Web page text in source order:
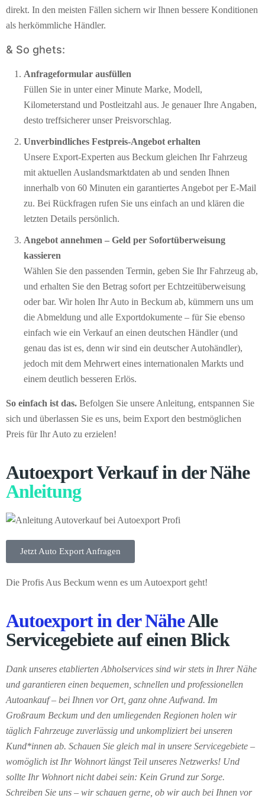
direkt. In den meisten Fällen sichern wir Ihnen bessere Konditionen
als herkömmliche Händler.
& So ghets:
Anfrageformular ausfüllen
Füllen Sie in unter einer Minute Marke, Modell,
Kilometerstand und Postleitzahl aus. Je genauer Ihre Angaben,
desto treffsicherer unser Preisvorschlag.
Unverbindliches Festpreis-Angebot erhalten
Unsere Export-Experten aus Beckum gleichen Ihr Fahrzeug
mit aktuellen Auslandsmarktdaten ab und senden Ihnen
innerhalb von 60 Minuten ein garantiertes Angebot per E-Mail
zu. Bei Rückfragen rufen Sie uns einfach an und klären die
letzten Details persönlich.
Angebot annehmen – Geld per Sofort­überweisung
kassieren
Wählen Sie den passenden Termin, geben Sie Ihr Fahrzeug ab,
und erhalten Sie den Betrag sofort per Echtzeitüberweisung
oder bar. Wir holen Ihr Auto in Beckum ab, kümmern uns um
die Abmeldung und alle Exportdokumente – für Sie ebenso
einfach wie ein Verkauf an einen deutschen Händler (und
genau das ist es, denn wir sind ein deutscher Autohändler),
jedoch mit dem Mehrwert eines internationalen Markts und
einem deutlich besseren Erlös.
So einfach ist das. Befolgen Sie unsere Anleitung, entspannen Sie
sich und überlassen Sie es uns, beim Export den bestmöglichen
Preis für Ihr Auto zu erzielen!
Autoexport Verkauf in der Nähe
Anleitung
Jetzt Auto Export Anfragen
Die Profis Aus Beckum wenn es um Autoexport geht!
Autoexport in der NäheAlle
Servicegebiete auf einen Blick
Dank unseres etablierten Abholservices sind wir stets in Ihrer Nähe
und garantieren einen bequemen, schnellen und professionellen
Autoankauf – bei Ihnen vor Ort, ganz ohne Aufwand. Im
Großraum Beckum und den umliegenden Regionen holen wir
täglich Fahrzeuge zuverlässig und unkompliziert bei unseren
Kund*innen ab. Schauen Sie gleich mal in unsere Servicegebiete –
womöglich ist Ihr Wohnort längst Teil unseres Netzwerks! Und
sollte Ihr Wohnort nicht dabei sein: Kein Grund zur Sorge.
Schreiben Sie uns – wir schauen gerne, ob wir auch bei Ihnen vor